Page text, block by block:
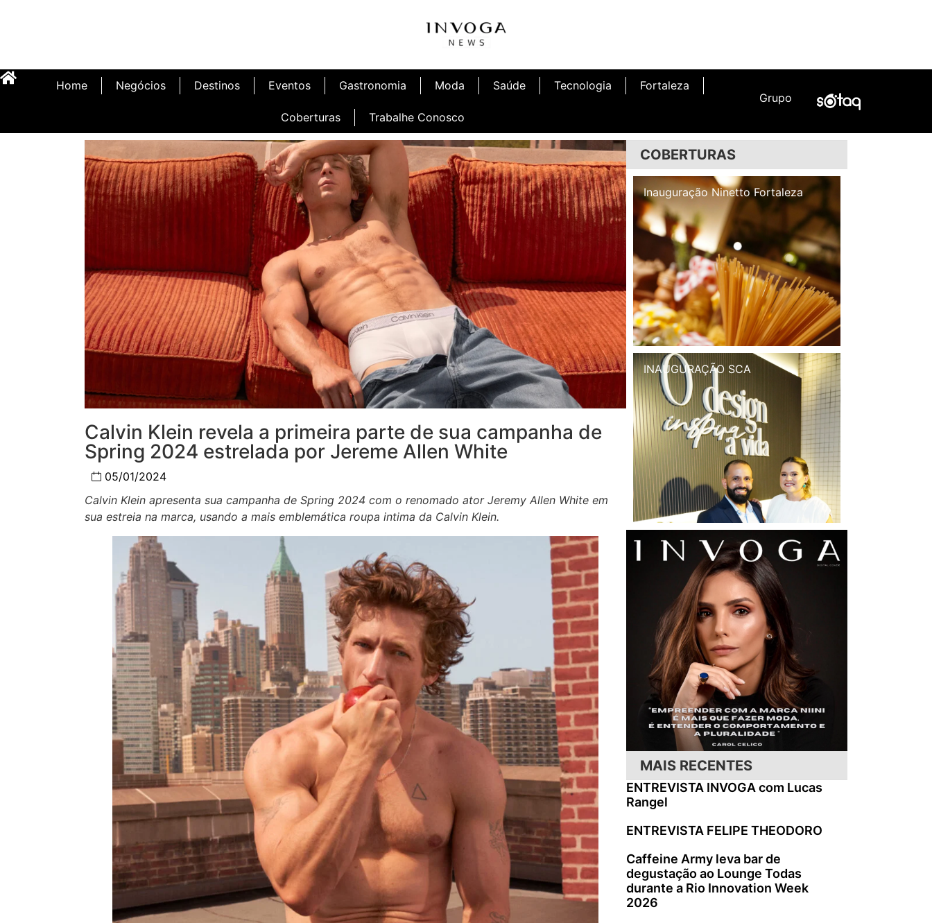
Home Negócios Destinos Eventos Gastronomia Moda Saúde Tecnologia Fortaleza
Coberturas Trabalhe Conosco
Grupo
Calvin Klein revela a primeira parte de sua campanha de
Spring 2024 estrelada por Jereme Allen White
05/01/2024
Calvin Klein apresenta sua campanha de Spring 2024 com o renomado ator Jeremy Allen White em
sua estreia na marca, usando a mais emblemática roupa intima da Calvin Klein.
COBERTURAS
Inauguração Illa Café Inauguração Ninetto Fortaleza Inauguração Illa Café
INAUGURAÇÃO SCA
MAIS RECENTES
ENTREVISTA INVOGA com Lucas
Rangel
ENTREVISTA FELIPE THEODORO
Caffeine Army leva bar de
degustação ao Lounge Todas
durante a Rio Innovation Week
2026